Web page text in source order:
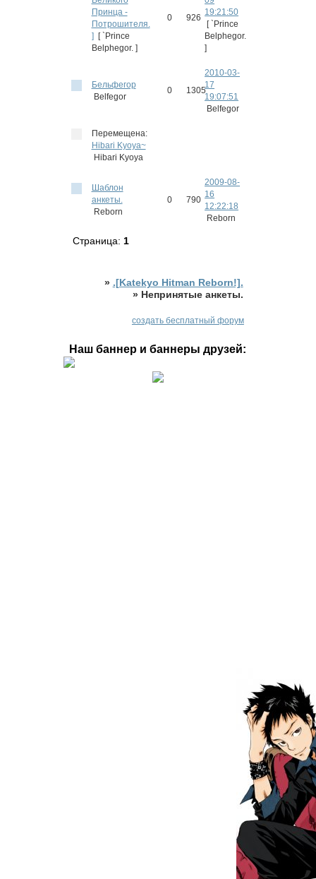
Принца -
Потрошителя.
]
[ `Prince
Belphegor. ]
0 926
19:21:50
[ `Prince
Belphegor.
]
Бельфегор
Belfegor
0 1305
2010-03-
17
19:07:51
Belfegor
Перемещена:
Hibari Kyoya~
Hibari Kyoya
Шаблон
анкеты.
Reborn
0 790
2009-08-
16
12:22:18
Reborn
Страница: 1
» .[Katekyo Hitman Reborn!].
» Непринятые анкеты.
создать бесплатный форум
Наш баннер и баннеры друзей: